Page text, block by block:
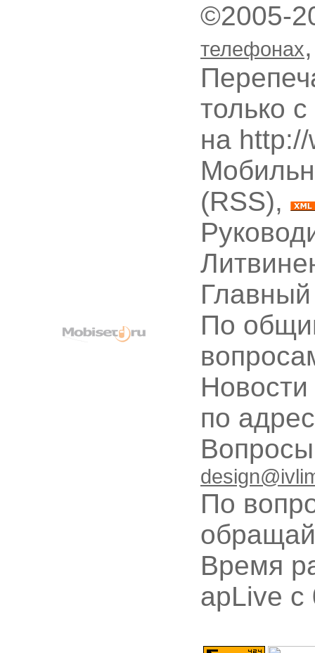
©2005-
телефонах
только
на
(RSS),
По
по
По
Время
apLive c